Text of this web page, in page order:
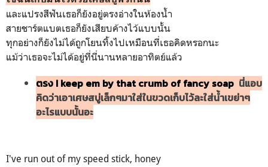
และแปรงสีฟันเธอก็ยังอยู่ตรงอ่างในห้องน้ำ
สายชาร์ตแบตเธอก็ยังเสียบค้างไว้แบบนั้น
ทุกอย่างก็ยังไม่ได้ถูกโยนทิ้งไปเหมือนที่เธอคิดหรอกนะ
แม้ว่าเธอจะไม่ได้อยู่ที่นี่นานหลายอาทิตย์แล้ว
ตรง I keep em by that crumb of fancy soap นี่แอบ
คิดว่าเอาเศษสบู่เล็กๆมาใส่ในขวดเก็บไว้ละใส่น้ำเขย่าๆ
อะไรแบบนั้นอะ
I've run out of my speed stick, honey